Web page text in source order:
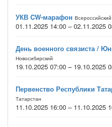
УКВ CW-марафон Всероссийский
01.11.2025 14:00 – 02.11.2025
День военного связиста /
Новосибирский
19.10.2025 07:00 – 19.10.2025
Первенство Республики
Татарстан
11.10.2025 16:00 – 11.10.2025